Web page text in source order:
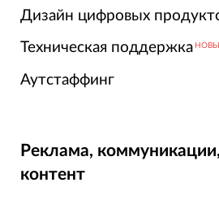
Дизайн цифровых
Техническая поддержка
Аутстаффинг
Реклама,
контент